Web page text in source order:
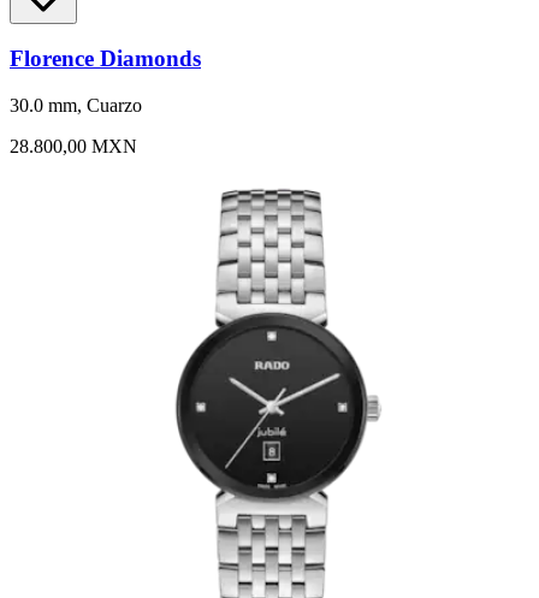
Florence Diamonds
30.0 mm, Cuarzo
28.800,00 MXN